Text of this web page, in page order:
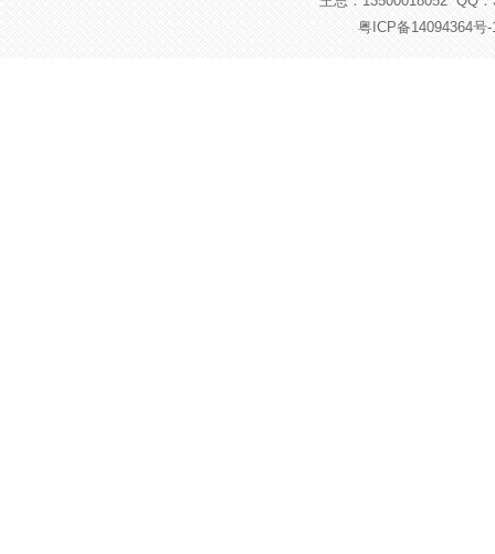
粤ICP备14094364